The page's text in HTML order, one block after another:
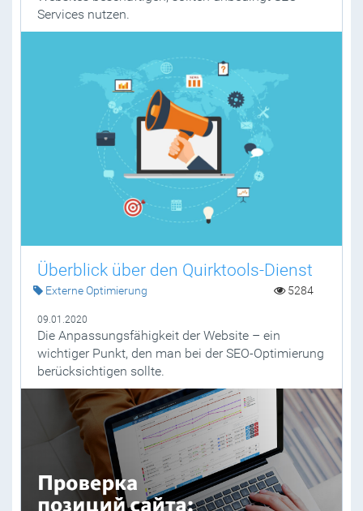
Services nutzen.
Überblick über den Quirktools-Dienst
Externe Optimierung 5284
09.01.2020
Die Anpassungsfähigkeit der Website – ein
wichtiger Punkt, den man bei der SEO-Optimierung
berücksichtigen sollte.